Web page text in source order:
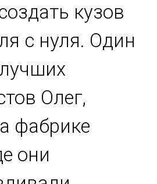
кузов
с нуля. Один
Олег,
фабрике
они